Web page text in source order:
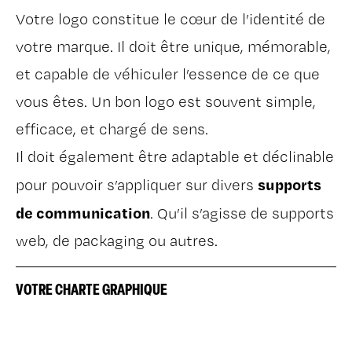
Votre logo constitue le cœur de l’identité de
votre marque. Il doit être unique, mémorable,
et capable de véhiculer l’essence de ce que
vous êtes. Un bon logo est souvent simple,
efficace, et chargé de sens.
Il doit également être adaptable et déclinable
pour pouvoir s’appliquer sur divers supports
de communication. Qu’il s’agisse de supports
web, de packaging ou autres.
VOTRE CHARTE GRAPHIQUE